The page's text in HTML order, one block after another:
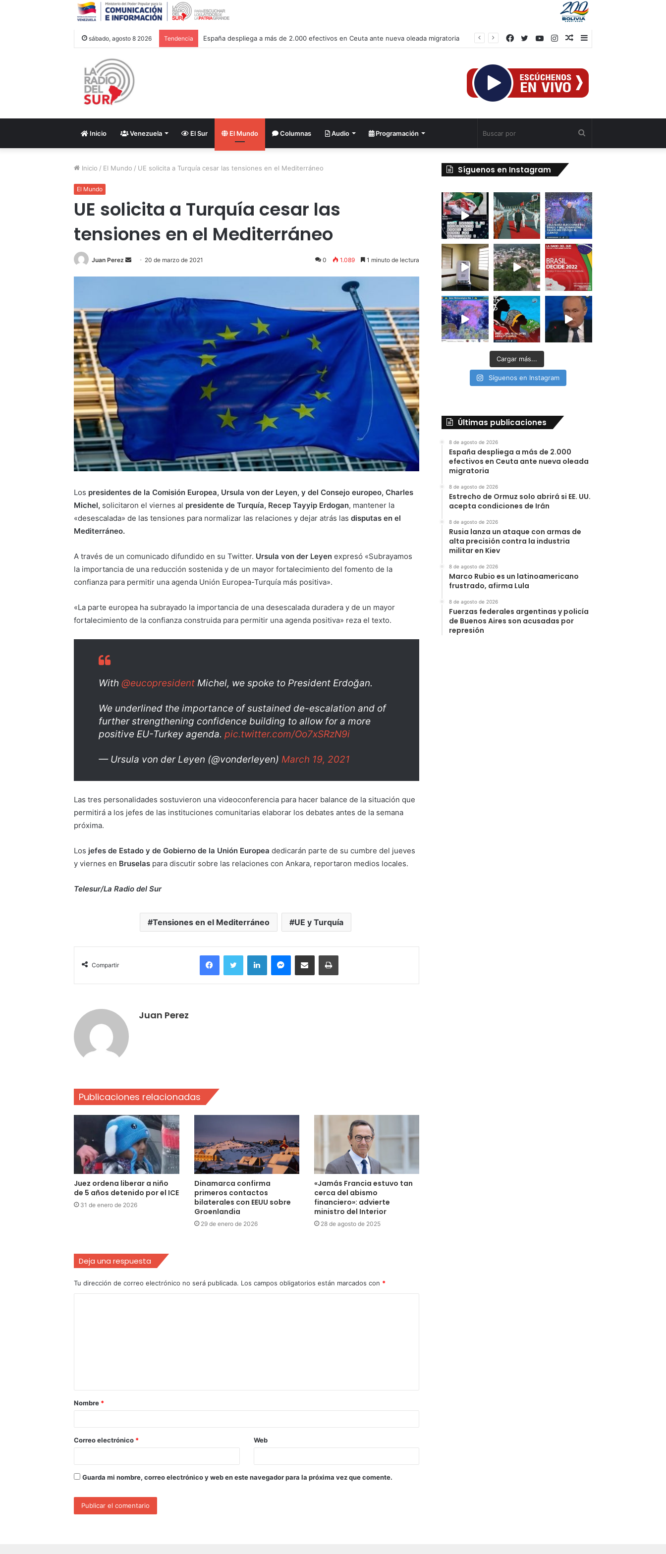
sábado, agosto 8 2026 Tendencia España despliega a más de 2.000 efectivos en Ceuta ante nueva oleada migratoria
Barra
Publicación
azar
Instagram
YouTube
Twitter
Facebook
Inicio Venezuela El Sur El Mundo Columnas Audio Programación
Inicio / El Mundo / UE solicita a Turquía cesar las tensiones en el Mediterráneo
El Mundo
UE solicita a Turquía cesar las
tensiones en el Mediterráneo
Juan Perez
Send20 de marzo de 2021 0 1.089 1 minuto de lectura
Los presidentes de la Comisión Europea, Ursula von der Leyen, y del Consejo europeo, Charles
Michel, solicitaron el viernes al presidente de Turquía, Recep Tayyip Erdogan, mantener la
«desescalada» de las tensiones para normalizar las relaciones y dejar atrás lasdisputas en el
Mediterráneo.
A través de un comunicado difundido en su Twitter. Ursula von der Leyenexpresó «Subrayamos
la importancia de una reducción sostenida y de un mayor fortalecimiento del fomento de la
confianza para permitir una agenda Unión Europea-Turquía más positiva».
«La parte europea ha subrayado la importancia de una desescalada duradera y de un mayor
fortalecimiento de la confianza construida para permitir una agenda positiva» reza el texto.
With@eucopresident Michel, we spoke to President Erdoğan.
We underlined the importance of sustained de-escalation and of
further strengthening confidence building to allow for a more
positive EU-Turkey agenda.pic.twitter.com/Oo7xSRzN9i
— Ursula von der Leyen (@vonderleyen) March 19, 2021
Las tres personalidades sostuvieron una videoconferencia para hacer balance de la situación que
permitirá a los jefes de las instituciones comunitarias elaborar los debates antes de la semana
próxima.
Los jefes de Estado y de Gobierno de la Unión Europea dedicarán parte de su cumbre del jueves
y viernes en Bruselas para discutir sobre las relaciones con Ankara, reportaron medios locales.
Telesur/La Radio del Sur
Tensiones en el Mediterráneo UE y Turquía
Compartir
FacebookTwitter LinkedInMessengerCompartir por correo electrónicoImprimir
Juan Perez
Publicaciones relacionadas
Juez ordena liberar a niño
de 5 años detenido por el ICE
31 de enero de 2026
Dinamarca confirma
primeros contactos
bilaterales con EEUU sobre
Groenlandia
29 de enero de 2026
«Jamás Francia estuvo tan
cerca del abismo
financiero»: advierte
ministro del Interior
28 de agosto de 2025
Deja una respuesta
Tu dirección de correo electrónico no será publicada. Los campos obligatorios están marcados con *
Nombre *
Correo electrónico * Web
Guarda mi nombre, correo electrónico y web en este navegador para la próxima vez que comente.
Síguenos en Instagram
Cargar más...
Síguenos en Instagram
Últimas publicaciones
8 de agosto de 2026
España despliega a más de 2.000
efectivos en Ceuta ante nueva oleada
migratoria
8 de agosto de 2026
Estrecho de Ormuz solo abrirá si EE. UU.
acepta condiciones de Irán
8 de agosto de 2026
Rusia lanza un ataque con armas de
alta precisión contra la industria
militar en Kiev
8 de agosto de 2026
Marco Rubio es un latinoamericano
frustrado, afirma Lula
8 de agosto de 2026
Fuerzas federales argentinas y policía
de Buenos Aires son acusadas por
represión